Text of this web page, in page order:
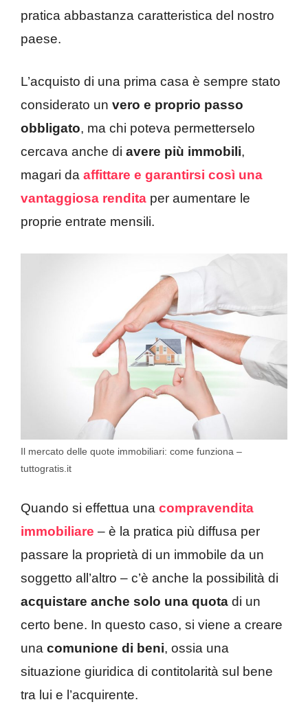
pratica abbastanza caratteristica del nostro
paese.
L’acquisto di una prima casa è sempre stato
considerato un vero e proprio passo
obbligato, ma chi poteva permetterselo
cercava anche di avere più immobili,
magari da affittare e garantirsi così una
vantaggiosa rendita per aumentare le
proprie entrate mensili.
Il mercato delle quote immobiliari: come funziona –
tuttogratis.it
Quando si effettua una compravendita
immobiliare – è la pratica più diffusa per
passare la proprietà di un immobile da un
soggetto all’altro – c’è anche la possibilità di
acquistare anche solo una quota di un
certo bene. In questo caso, si viene a creare
una comunione di beni, ossia una
situazione giuridica di contitolarità sul bene
tra lui e l’acquirente.